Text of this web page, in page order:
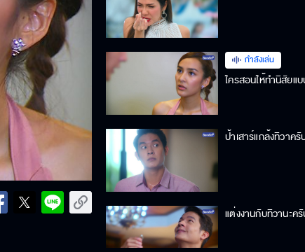
กำลังเล่น
ใครสอนให้ทำนิสัยแ
ป้าเสาร์แกล้งทิวาครั
แต่งงานกับทิวานะค